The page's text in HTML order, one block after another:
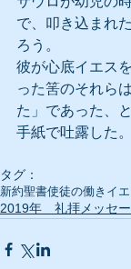
で、叩き込まれ
ろう。
彼が心底イエス
った筈のそれら
た」であった、
手紙で吐露した。
タグ：
新約聖書使徒の働き イ
2019年 礼拝メッセ